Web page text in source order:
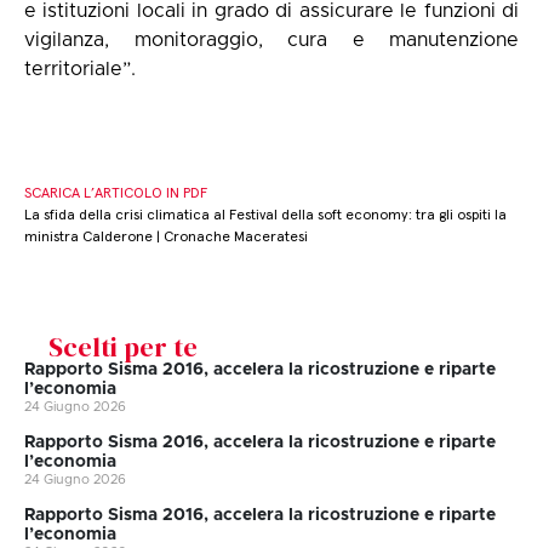
e istituzioni locali in grado di assicurare le funzioni di
vigilanza, monitoraggio, cura e manutenzione
territoriale”.
SCARICA L’ARTICOLO IN PDF
La sfida della crisi climatica al Festival della soft economy: tra gli ospiti la
ministra Calderone | Cronache Maceratesi
Scelti per te
Rapporto Sisma 2016, accelera la ricostruzione e riparte
l’economia
24 Giugno 2026
Rapporto Sisma 2016, accelera la ricostruzione e riparte
l’economia
24 Giugno 2026
Rapporto Sisma 2016, accelera la ricostruzione e riparte
l’economia